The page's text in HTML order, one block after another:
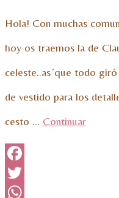
Hola! Con muchas
hoy os traemos la de
celeste..as´que todo
de vestido para los
cesto … Continuar
Facebook
Twitter